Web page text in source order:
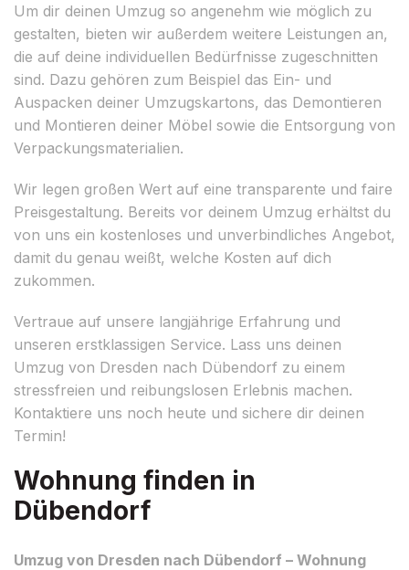
Um dir deinen Umzug so angenehm wie möglich zu
gestalten, bieten wir außerdem weitere Leistungen an,
die auf deine individuellen Bedürfnisse zugeschnitten
sind. Dazu gehören zum Beispiel das Ein- und
Auspacken deiner Umzugskartons, das Demontieren
und Montieren deiner Möbel sowie die Entsorgung von
Verpackungsmaterialien.
Wir legen großen Wert auf eine transparente und faire
Preisgestaltung. Bereits vor deinem Umzug erhältst du
von uns ein kostenloses und unverbindliches Angebot,
damit du genau weißt, welche Kosten auf dich
zukommen.
Vertraue auf unsere langjährige Erfahrung und
unseren erstklassigen Service. Lass uns deinen
Umzug von Dresden nach Dübendorf zu einem
stressfreien und reibungslosen Erlebnis machen.
Kontaktiere uns noch heute und sichere dir deinen
Termin!
Wohnung finden in
Dübendorf
Umzug von Dresden nach Dübendorf – Wohnung